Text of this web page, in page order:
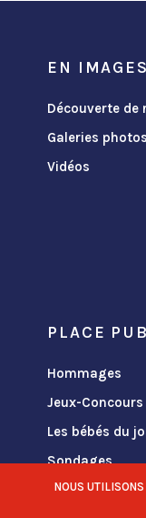
EN IMAGES
Découverte de
Galeries photos
Vidéos
PLACE
Hommages
Jeux-Concours
Les bébés du
Sondages
NOUS